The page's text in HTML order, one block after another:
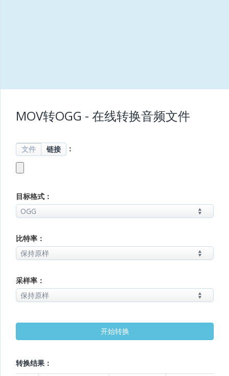
MOV转OGG - 在线转换音频文件
文件 链接 ：
目标格式：
比特率：
采样率：
转换结果：